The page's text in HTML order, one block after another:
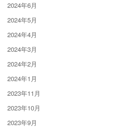
2024年6月
2024年5月
2024年4月
2024年3月
2024年2月
2024年1月
2023年11月
2023年10月
2023年9月